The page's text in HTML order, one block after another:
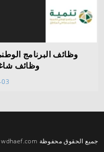
وظائف البرنامج
وظائف
جميع الحقوق محفوظة wdhaef.com وظائف كوم